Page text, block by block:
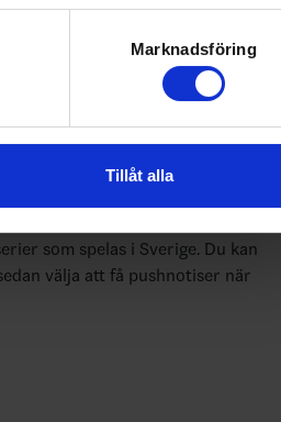
i
detaljsektionen. Du kan ändra
tillhandahålla funktioner för
annan information från din enhet
i sin tur kombinera informationen
använt deras tjänster.
Marknadsföring
Tillåt alla
som spelas i Sverige. Du kan
välja att få pushnotiser när